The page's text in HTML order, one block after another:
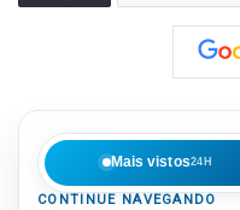
Mais vistos24H
CONTINUE NAVEGANDO